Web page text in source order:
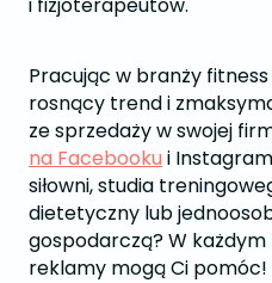
Pracując w branży
rosnący trend i
ze sprzedaży w swojej
na Facebooku i
siłowni, studia
dietetyczny lub
gospodarczą? W
reklamy mogą Ci pomóc!